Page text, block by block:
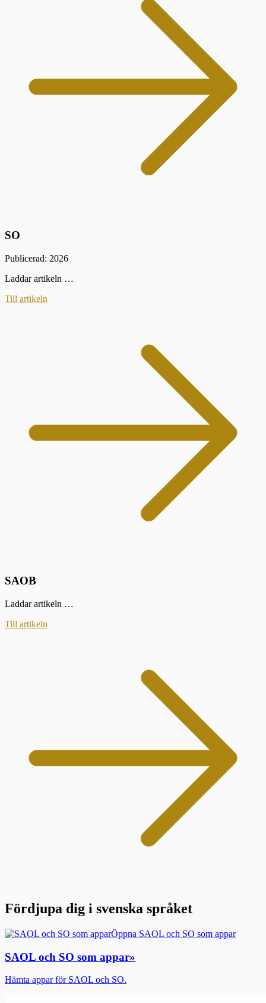
SO
Publicerad: 2026
Laddar artikeln …
Till artikeln
SAOB
Laddar artikeln …
Till artikeln
Fördjupa dig i svenska språket
Öppna SAOL och SO som appar
SAOL och SO som appar»
Hämta appar för SAOL och SO.